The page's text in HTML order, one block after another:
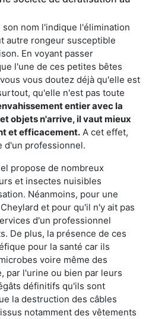
nom l'indique l'élimination
autre rongeur susceptible
En voyant passer
l'une de ces petites bêtes
vous doutez déjà qu'elle est
qu'elle n'est pas toute
entier avec la
objets n'arrive, il vaut mieux
et efficacement. A cet effet,
d'un professionnel.
propose de nombreux
et insectes nuisibles
Néanmoins, pour une
et pour qu'il n'y ait pas
d'un professionnel
De plus, la présence de ces
pour la santé car ils
voire même des
par l'urine ou bien par leurs
définitifs qu'ils sont
la destruction des câbles
notamment des vêtements